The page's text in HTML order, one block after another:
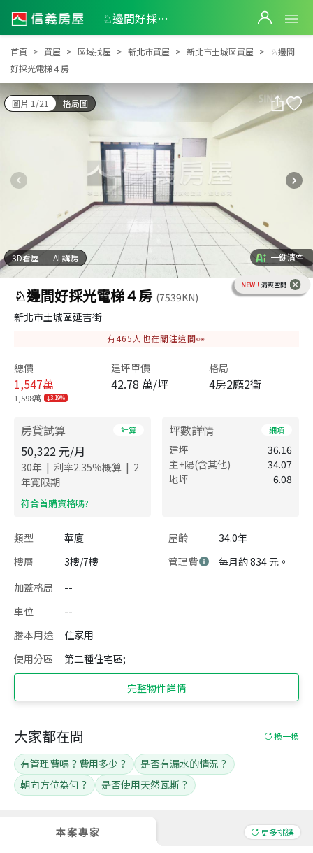
♘邊間好採光電梯４房
♘邊間好採光電梯４房
首頁 買屋 區域找屋 新北市買屋 新北市土城區買屋
♘邊間
好採光電梯４房
圖片 1/21 格局圖
3D看屋 AI 講房 一鍵清空
NEW！ 清爽空間
♘邊間好採光電梯４房 (7539KN)
新北市土城區延吉街
有465 人也在關注這間👀
總價
1,547萬
1,598萬 3.19%
建坪單價
42.78 萬/坪
格局
4房2廳2衛
房貸試算 計算
50,322 元/月
30年 | 利率2.35%概算 | 2
年寬限期
​符合首購資格嗎?
坪數詳情 細項
建坪
36.16
主+陽(含其他)
34.07
地坪
6.08
類型 華廈 屋齡
34.0年
樓層
3樓/7樓 管理費
每月約 834 元。
加蓋格局
--
車位
--
謄本用途
住家用
使用分區
第二種住宅區;
完整物件詳情
本案專家 更多挑選
大家都在問 換一換
有管理費嗎？費用多少？
是否有漏水的情況？
朝向方位為何？
是否使用天然瓦斯？